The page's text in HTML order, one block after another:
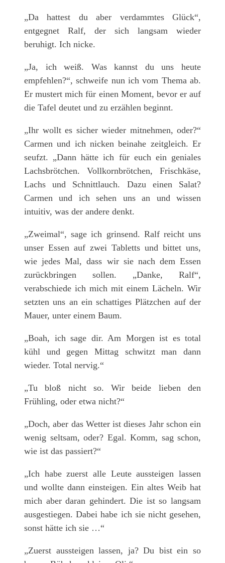
„Da hattest du aber verdammtes Glück“,
entgegnet Ralf, der sich langsam wieder
beruhigt. Ich nicke.
„Ja, ich weiß. Was kannst du uns heute
empfehlen?“, schweife nun ich vom Thema ab.
Er mustert mich für einen Moment, bevor er auf
die Tafel deutet und zu erzählen beginnt.
„Ihr wollt es sicher wieder mitnehmen, oder?“
Carmen und ich nicken beinahe zeitgleich. Er
seufzt. „Dann hätte ich für euch ein geniales
Lachsbrötchen. Vollkornbrötchen, Frischkäse,
Lachs und Schnittlauch. Dazu einen Salat?
Carmen und ich sehen uns an und wissen
intuitiv, was der andere denkt.
„Zweimal“, sage ich grinsend. Ralf reicht uns
unser Essen auf zwei Tabletts und bittet uns,
wie jedes Mal, dass wir sie nach dem Essen
zurückbringen sollen. „Danke, Ralf“,
verabschiede ich mich mit einem Lächeln. Wir
setzten uns an ein schattiges Plätzchen auf der
Mauer, unter einem Baum.
„Boah, ich sage dir. Am Morgen ist es total
kühl und gegen Mittag schwitzt man dann
wieder. Total nervig.“
„Tu bloß nicht so. Wir beide lieben den
Frühling, oder etwa nicht?“
„Doch, aber das Wetter ist dieses Jahr schon ein
wenig seltsam, oder? Egal. Komm, sag schon,
wie ist das passiert?“
„Ich habe zuerst alle Leute aussteigen lassen
und wollte dann einsteigen. Ein altes Weib hat
mich aber daran gehindert. Die ist so langsam
ausgestiegen. Dabei habe ich sie nicht gesehen,
sonst hätte ich sie …“
„Zuerst aussteigen lassen, ja? Du bist ein so